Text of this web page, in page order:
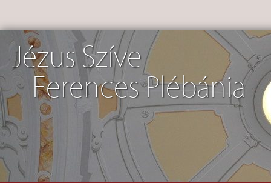
Jézus Szíve
Ferences Plébánia